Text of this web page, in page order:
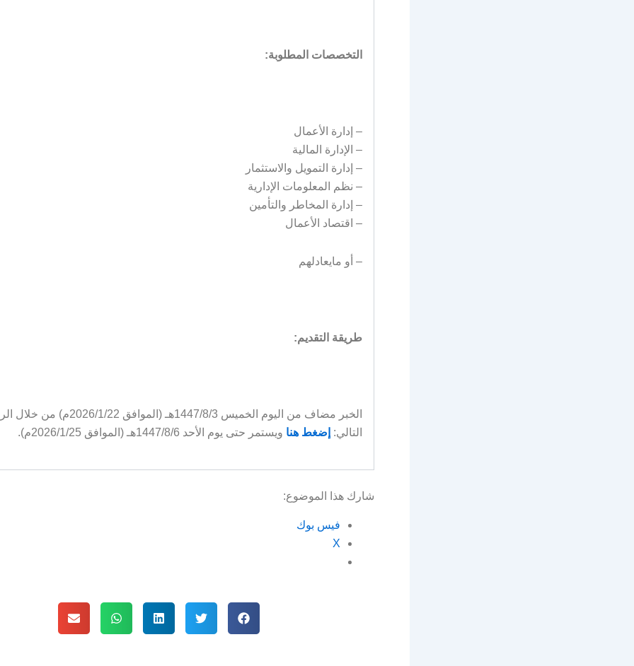
التخصصات المطلوبة:
– إدارة الأعمال
– الإدارة المالية
– إدارة التمويل والاستثمار
– نظم المعلومات الإدارية
– إدارة المخاطر والتأمين
– اقتصاد الأعمال
– أو مايعادلهم
طريقة التقديم:
الخبر مضاف من اليوم الخميس 1447/8/3هـ (الموافق 2026/1/
التالي: إضغط هنا ويستمر حتى يوم الأحد 1447/8/6هـ (الموافق 2026/1/25م).
شارك هذا الموضوع:
فيس بوك
X